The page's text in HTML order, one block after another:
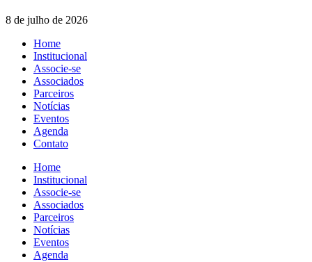
8 de julho de 2026
Home
Institucional
Associe-se
Associados
Parceiros
Notícias
Eventos
Agenda
Contato
Home
Institucional
Associe-se
Associados
Parceiros
Notícias
Eventos
Agenda